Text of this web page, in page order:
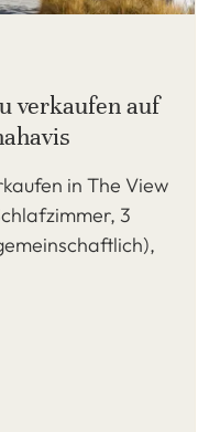
verkaufen auf
in The View
3